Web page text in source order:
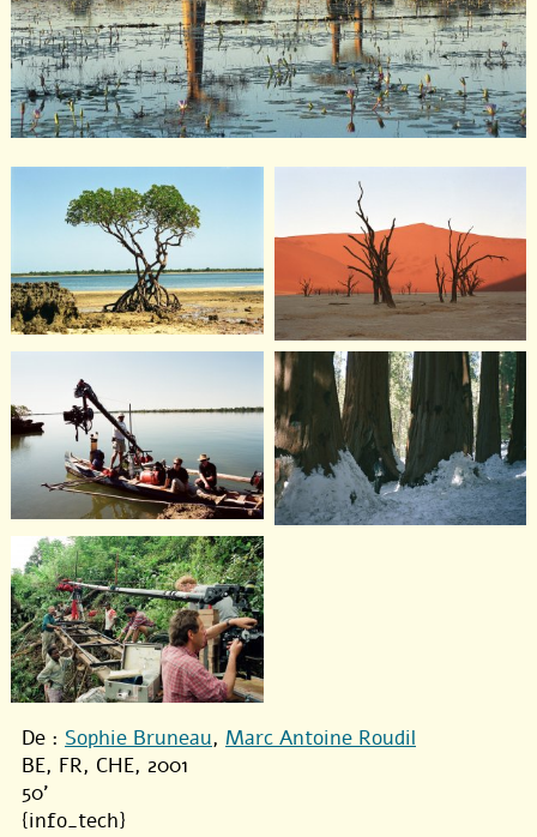
De : Sophie Bruneau, Marc Antoine Roudil
BE, FR, CHE, 2001
50'
{info_tech}